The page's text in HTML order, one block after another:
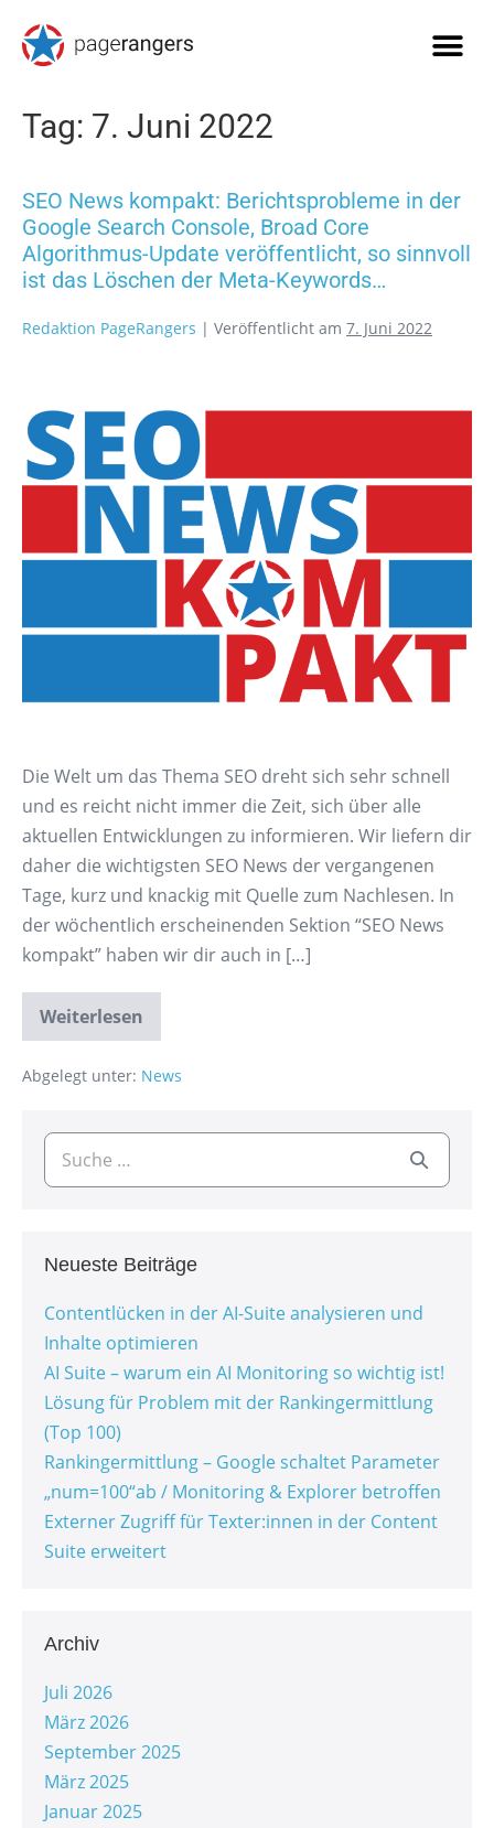
Tag: 7. Juni 2022
SEO News kompakt: Berichtsprobleme in der
Google Search Console, Broad Core
Algorithmus-Update veröffentlicht, so sinnvoll
ist das Löschen der Meta-Keywords…
Redaktion PageRangers | Veröffentlicht am 7. Juni 2022
Die Welt um das Thema SEO dreht sich sehr schnell
und es reicht nicht immer die Zeit, sich über alle
aktuellen Entwicklungen zu informieren. Wir liefern dir
daher die wichtigsten SEO News der vergangenen
Tage, kurz und knackig mit Quelle zum Nachlesen. In
der wöchentlich erscheinenden Sektion “SEO News
kompakt” haben wir dir auch in […]
Weiterlesen
Abgelegt unter: News
Neueste Beiträge
Contentlücken in der AI-Suite analysieren und
Inhalte optimieren
AI Suite – warum ein AI Monitoring so wichtig ist!
Lösung für Problem mit der Rankingermittlung
(Top 100)
Rankingermittlung – Google schaltet Parameter
„num=100“ab / Monitoring & Explorer betroffen
Externer Zugriff für Texter:innen in der Content
Suite erweitert
Archiv
Juli 2026
März 2026
September 2025
März 2025
Januar 2025